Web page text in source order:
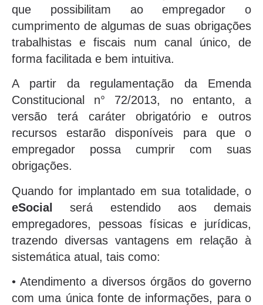
que possibilitam ao empregador o
cumprimento de algumas de suas obrigações
trabalhistas e fiscais num canal único, de
forma facilitada e bem intuitiva.
A partir da regulamentação da Emenda
Constitucional n° 72/2013, no entanto, a
versão terá caráter obrigatório e outros
recursos estarão disponíveis para que o
empregador possa cumprir com suas
obrigações.
Quando for implantado em sua totalidade, o
eSocial será estendido aos demais
empregadores, pessoas físicas e jurídicas,
trazendo diversas vantagens em relação à
sistemática atual, tais como:
• Atendimento a diversos órgãos do governo
com uma única fonte de informações, para o